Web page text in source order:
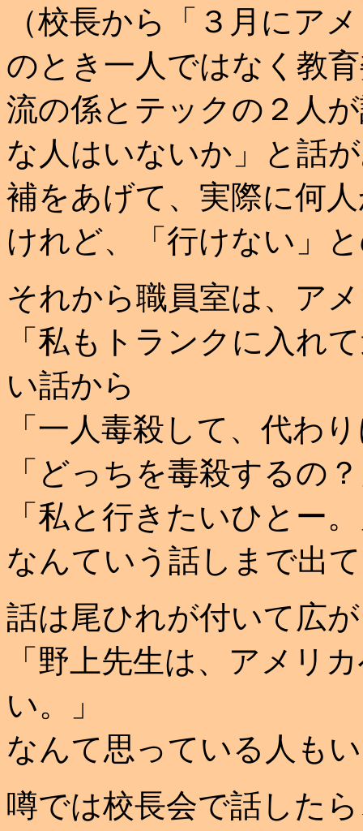
（校長から「３月にア
のとき一人ではなく教
流の係とテックの２人
な人はいないか」と話
補をあげて、実際に何
けれど、「行けない」
それから職員室は、ア
「私もトランクに入れ
い話から
「一人毒殺して、代わ
「どっちを毒殺するの
「私と行きたいひとー
なんていう話しまで出
話は尾ひれが付いて広
「野上先生は、アメリ
い。」
なんて思っている人も
噂では校長会で話した